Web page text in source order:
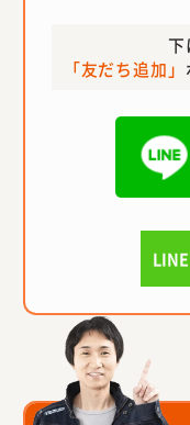
下
「友だち追加」